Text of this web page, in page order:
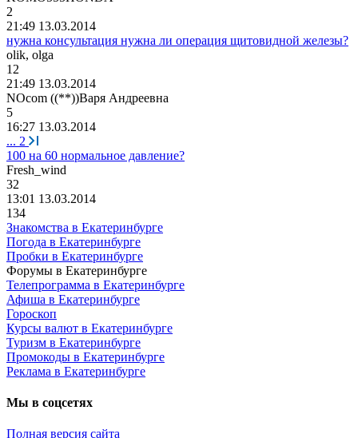
2
21:49 13.03.2014
нужна консультация нужна ли операция щитовидной железы?
olik, olga
12
21:49 13.03.2014
NOcom ((**))Варя Андреевна
5
16:27 13.03.2014
... 2
100 на 60 нормальное давление?
Frеsh_wind
32
13:01 13.03.2014
134
Знакомства в Екатеринбурге
Погода в Екатеринбурге
Пробки в Екатеринбурге
Форумы в Екатеринбурге
Телепрограмма в Екатеринбурге
Афиша в Екатеринбурге
Гороскоп
Курсы валют в Екатеринбурге
Туризм в Екатеринбурге
Промокоды в Екатеринбурге
Реклама в Екатеринбурге
Мы в соцсетях
Полная версия сайта